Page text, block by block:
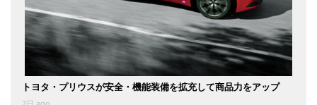
トヨタ・プリウスが安全・機能装備を拡充して商品力をアップ